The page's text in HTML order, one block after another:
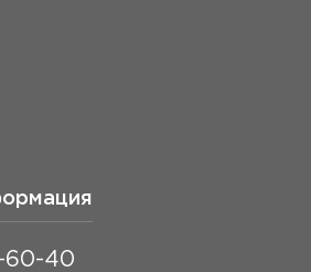
60-40